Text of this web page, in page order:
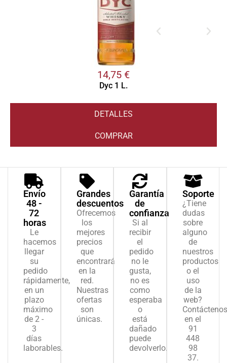
14,75 €
Dyc 1 L.
DETALLES
COMPRAR
Envío
48 -
72
horas
Le
hacemos
llegar
su
pedido
rápidamente,
en un
plazo
máximo
de 2 -
3
días
laborables.
Grandes
descuentos
Ofrecemos
los
mejores
precios
que
encontrará
en la
red.
Nuestras
ofertas
son
únicas.
Garantía
de
confianza
Si al
recibir
el
pedido
no le
gusta,
no es
como
esperaba
o
está
dañado
puede
devolverlo.
Soporte
¿Tiene
dudas
sobre
alguno
de
nuestros
productos
o el
uso
de la
web?
Contáctenos
en el
91
448
98
37.